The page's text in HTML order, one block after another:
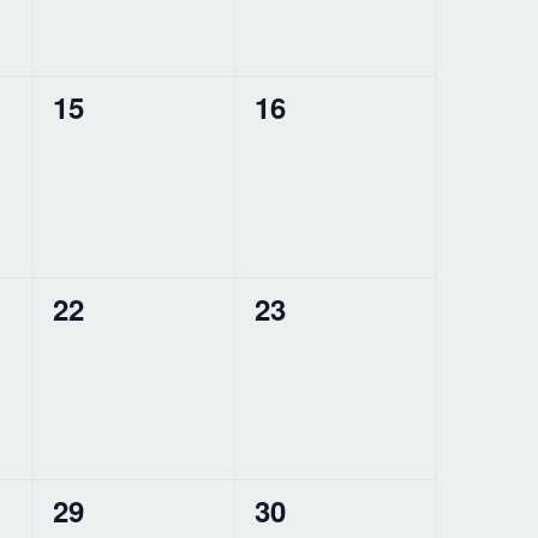
0
15
0
16
0
22
0
23
0
29
0
30